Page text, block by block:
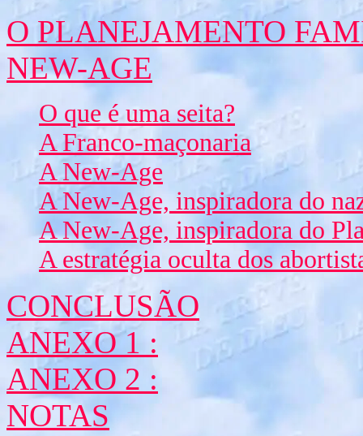
O PLANEJAMENTO
NEW-AGE
O que é uma seita?
A Franco-maçonaria
A New-Age
A New-Age, inspiradora do
A New-Age, inspiradora do
A estratégia oculta dos
CONCLUSÃO
ANEXO 1 :
ANEXO 2 :
NOTAS